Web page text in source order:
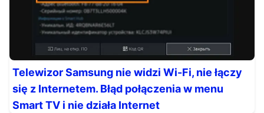
Telewizor Samsung nie widzi Wi-Fi, nie łączy
się z Internetem. Błąd połączenia w menu
Smart TV i nie działa Internet